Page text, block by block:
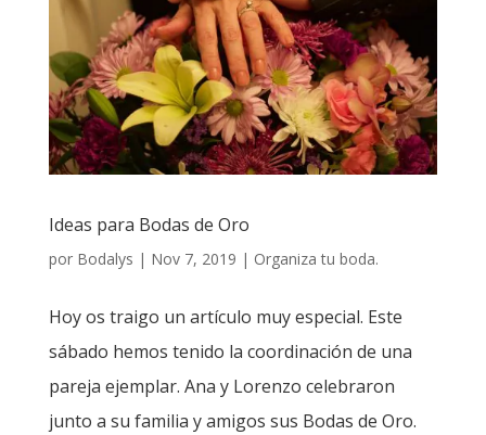
Ideas para Bodas de Oro
por Bodalys | Nov 7, 2019 | Organiza tu boda.
Hoy os traigo un artículo muy especial. Este
sábado hemos tenido la coordinación de una
pareja ejemplar. Ana y Lorenzo celebraron
junto a su familia y amigos sus Bodas de Oro.